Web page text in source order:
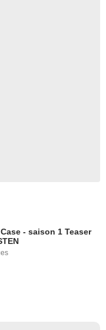
- saison 1 Teaser